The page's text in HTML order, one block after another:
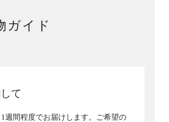
ガイド
て
週間程度でお届けします。ご希望の